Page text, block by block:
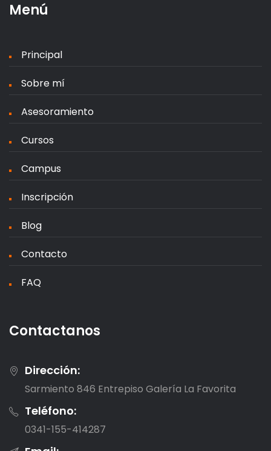
Menú
Principal
Sobre mí
Asesoramiento
Cursos
Campus
Inscripción
Blog
Contacto
FAQ
Contactanos
Dirección:
Sarmiento 846 Entrepiso Galería La Favorita
Teléfono:
0341-155-414287